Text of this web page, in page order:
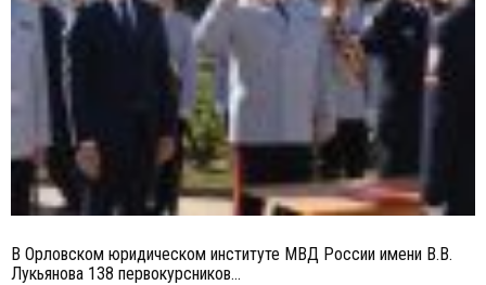
В Орловском юридическом институте МВД России имени В.В.
Лукьянова 138 первокурсников...